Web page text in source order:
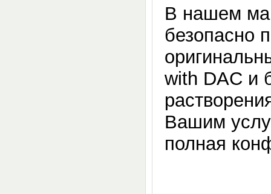
В нашем
безопасно
with DAC и
Вашим
полная